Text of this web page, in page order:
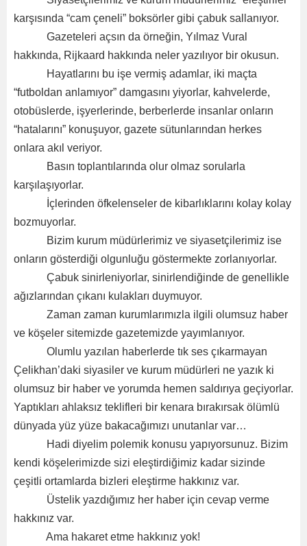
karşısında “cam çeneli” boksörler gibi çabuk sallanıyor.
Gazeteleri açsın da örneğin, Yılmaz Vural
hakkında, Rijkaard hakkında neler yazılıyor bir okusun.
Hayatlarını bu işe vermiş adamlar, iki maçta
“futboldan anlamıyor” damgasını yiyorlar, kahvelerde,
otobüslerde, işyerlerinde, berberlerde insanlar onların
“hatalarını” konuşuyor, gazete sütunlarından herkes
onlara akıl veriyor.
Basın toplantılarında olur olmaz sorularla
karşılaşıyorlar.
İçlerinden öfkelenseler de kibarlıklarını kolay kolay
bozmuyorlar.
Bizim kurum müdürlerimiz ve siyasetçilerimiz ise
onların gösterdiği olgunluğu göstermekte zorlanıyorlar.
Çabuk sinirleniyorlar, sinirlendiğinde de genellikle
ağızlarından çıkanı kulakları duymuyor.
Zaman zaman kurumlarımızla ilgili olumsuz haber
ve köşeler sitemizde gazetemizde yayımlanıyor.
Olumlu yazılan haberlerde tık ses çıkarmayan
Çelikhan’daki siyasiler ve kurum müdürleri ne yazık ki
olumsuz bir haber ve yorumda hemen saldırıya geçiyorlar.
Yaptıkları ahlaksız teklifleri bir kenara bırakırsak ölümlü
dünyada yüz yüze bakacağımızı unutanlar var…
Hadi diyelim polemik konusu yapıyorsunuz. Bizim
kendi köşelerimizde sizi eleştirdiğimiz kadar sizinde
çeşitli ortamlarda bizleri eleştirme hakkınız var.
Üstelik yazdığımız her haber için cevap verme
hakkınız var.
Ama hakaret etme hakkınız yok!